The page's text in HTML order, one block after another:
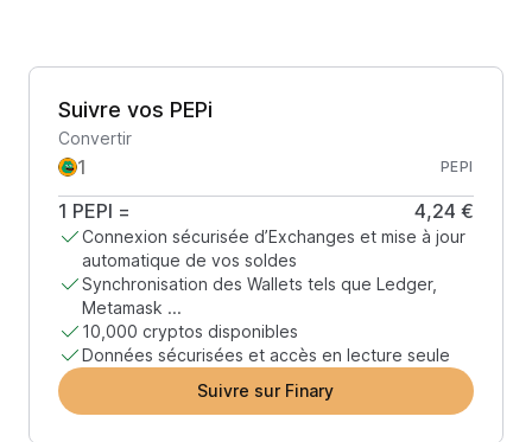
Suivre vos PEPi
Convertir
PEPI
1 PEPI = 4,24 €
Connexion sécurisée d’Exchanges et mise à jour
automatique de vos soldes
Synchronisation des Wallets tels que Ledger,
Metamask ...
10,000 cryptos disponibles
Données sécurisées et accès en lecture seule
Suivre sur Finary